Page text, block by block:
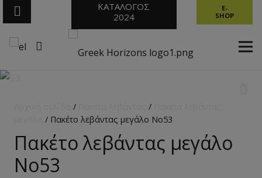
ΚΑΤΑΛΟΓΟΣ
2024
E-
SHOP
/ /
/ Πακέτο λεβάντας μεγάλο No53
Πακέτο λεβάντας μεγάλο
No53